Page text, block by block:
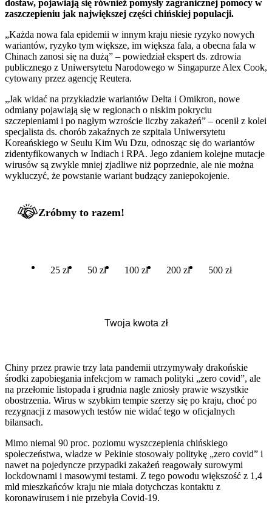
dostaw, pojawiają się również pomysły zagranicznej pomocy w
zaszczepieniu jak największej części chińskiej populacji.
„Każda nowa fala epidemii w innym kraju niesie ryzyko nowych
wariantów, ryzyko tym większe, im większa fala, a obecna fala w
Chinach zanosi się na dużą” – powiedział ekspert ds. zdrowia
publicznego z Uniwersytetu Narodowego w Singapurze Alex Cook,
cytowany przez agencję Reutera.
„Jak widać na przykładzie wariantów Delta i Omikron, nowe
odmiany pojawiają się w regionach o niskim pokryciu
szczepieniami i po nagłym wzroście liczby zakażeń” – ocenił z kolei
specjalista ds. chorób zakaźnych ze szpitala Uniwersytetu
Koreańskiego w Seulu Kim Wu Dzu, odnosząc się do wariantów
zidentyfikowanych w Indiach i RPA. Jego zdaniem kolejne mutacje
wirusów są zwykle mniej zjadliwe niż poprzednie, ale nie można
wykluczyć, że powstanie wariant budzący zaniepokojenie.
Zróbmy to razem!
25 zł 50 zł 100 zł 200 zł 500 zł
Chiny przez prawie trzy lata pandemii utrzymywały drakońskie
środki zapobiegania infekcjom w ramach polityki „zero covid”, ale
na przełomie listopada i grudnia nagle zniosły prawie wszystkie
obostrzenia. Wirus w szybkim tempie szerzy się po kraju, choć po
rezygnacji z masowych testów nie widać tego w oficjalnych
bilansach.
Mimo niemal 90 proc. poziomu wyszczepienia chińskiego
społeczeństwa, władze w Pekinie stosowały politykę „zero covid” i
nawet na pojedyncze przypadki zakażeń reagowały surowymi
lockdownami i masowymi testami. Z tego powodu większość z 1,4
mld mieszkańców kraju nie miała dotychczas kontaktu z
koronawirusem i nie przebyła Covid-19.